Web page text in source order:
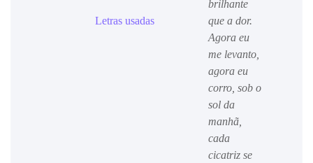
Letras usadas
brilhante
que a dor.
Agora eu
me levanto,
agora eu
corro, sob o
sol da
manhã,
cada
cicatriz se